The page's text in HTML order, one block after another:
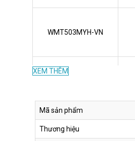
WMT503MYH-VN
WMT594MYZ-VN
XEM THÊM
Mã sản phẩm
Thương hiệu